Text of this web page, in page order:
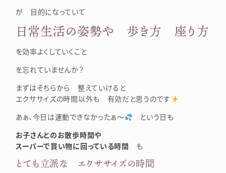
が 目的になっていて
日常生活の姿勢や 歩き方 座り方
を効率よくしていくこと
を忘れていませんか？
まずはそちらから 整えていけると
エクササイズの時間以外も 有効だと思うのです
あぁ、今日は運動できなかったぁ～
という日も
お子さんとのお散歩時間や
スーパーで買い物に回っている時間 も
とても立派な エクササイズの時間